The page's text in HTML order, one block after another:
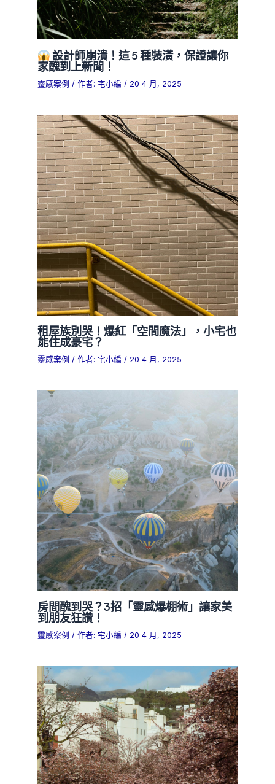
設計師崩潰！這 5 種裝潢，保證讓你
家醜到上新聞！
靈感案例 / 作者: 宅小編/ 20 4 月, 2025
租屋族別哭！爆紅「空間魔法」，小宅也
能住成豪宅？
靈感案例 / 作者: 宅小編 / 20 4 月, 2025
房間醜到哭？3招「靈感爆棚術」讓家美
到朋友狂讚！
靈感案例 / 作者: 宅小編 / 20 4 月, 2025